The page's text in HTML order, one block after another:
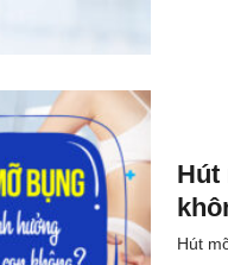
Hút
Hút